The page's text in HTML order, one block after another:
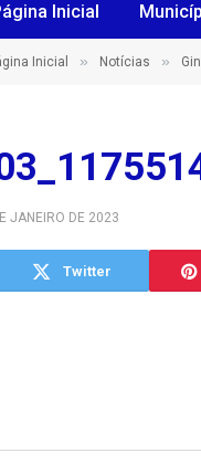
Inicial
Inicial » Notícias »
JANEIRO DE 2023
Twitter